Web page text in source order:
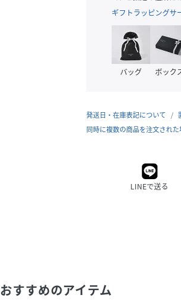
ギフトラッピングサ
バッグ ボック
発送日・在庫表記について
同時に複数の商品を注文され
LINEで送る
おすすめのアイテム